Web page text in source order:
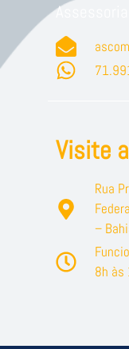
Visite
Rua
–
8h às